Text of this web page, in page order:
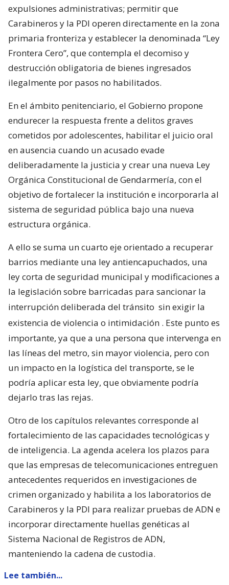
expulsiones administrativas; permitir que
Carabineros y la PDI operen directamente en la zona
primaria fronteriza y establecer la denominada “Ley
Frontera Cero”, que contempla el decomiso y
destrucción obligatoria de bienes ingresados
ilegalmente por pasos no habilitados.
En el ámbito penitenciario, el Gobierno propone
endurecer la respuesta frente a delitos graves
cometidos por adolescentes, habilitar el juicio oral
en ausencia cuando un acusado evade
deliberadamente la justicia y crear una nueva Ley
Orgánica Constitucional de Gendarmería, con el
objetivo de fortalecer la institución e incorporarla al
sistema de seguridad pública bajo una nueva
estructura orgánica.
A ello se suma un cuarto eje orientado a recuperar
barrios mediante una ley antiencapuchados, una
ley corta de seguridad municipal y modificaciones a
la legislación sobre barricadas para sancionar la
interrupción deliberada del tránsito sin exigir la
existencia de violencia o intimidación . Este punto es
importante, ya que a una persona que intervenga en
las líneas del metro, sin mayor violencia, pero con
un impacto en la logística del transporte, se le
podría aplicar esta ley, que obviamente podría
dejarlo tras las rejas.
Otro de los capítulos relevantes corresponde al
fortalecimiento de las capacidades tecnológicas y
de inteligencia. La agenda acelera los plazos para
que las empresas de telecomunicaciones entreguen
antecedentes requeridos en investigaciones de
crimen organizado y habilita a los laboratorios de
Carabineros y la PDI para realizar pruebas de ADN e
incorporar directamente huellas genéticas al
Sistema Nacional de Registros de ADN,
manteniendo la cadena de custodia.
Lee también...